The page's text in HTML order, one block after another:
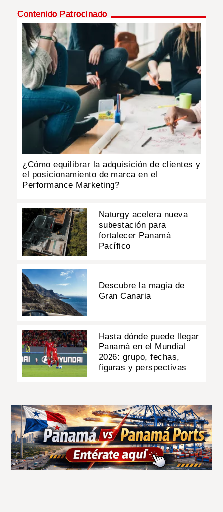
Contenido Patrocinado
¿Cómo equilibrar la adquisición de clientes y
el posicionamiento de marca en el
Performance Marketing?
Naturgy acelera nueva
subestación para
fortalecer Panamá
Pacífico
Descubre la magia de
Gran Canaria
Hasta dónde puede llegar
Panamá en el Mundial
2026: grupo, fechas,
figuras y perspectivas